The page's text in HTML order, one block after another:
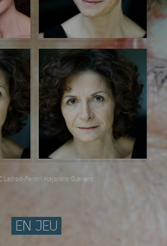
EN JEU
Ledroit-Perrin | Alejandro Guerrerro